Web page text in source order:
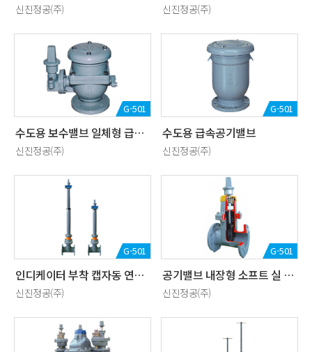
신진정공(주) 신진정공(주)
G-501
수도용 보수밸브 일체형 급속공기밸브
신진정공(주)
G-501
수도용 급속공기밸브
신진정공(주)
G-501
인디케이터 부착 캡자동 연장식 소프트 실 제수밸브
신진정공(주)
G-501
공기밸브 내장형 소프트 실 제수밸브
신진정공(주)